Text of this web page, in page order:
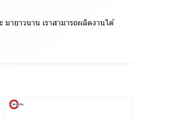
ยาวนาน เราสามารถผลิตงานได้